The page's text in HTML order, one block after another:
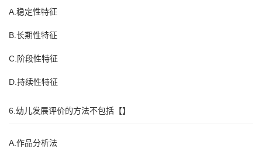
A.稳定性特征
B.长期性特征
C.阶段性特征
D.持续性特征
6.幼儿发展评价的方法不包括【】
A.作品分析法